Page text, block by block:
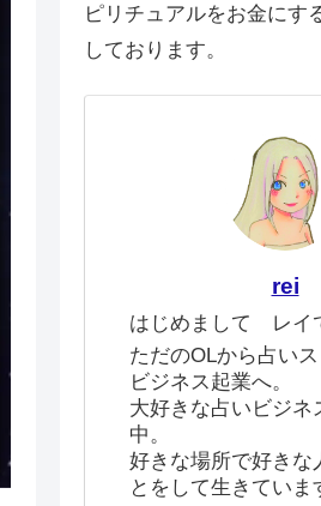
ピリチュアルをお金にす
しております。
rei
はじめまして レイ
ただのOLから占い
ビジネス起業へ。
大好きな占いビジネ
中。
好きな場所で好きな
とをして生きていま